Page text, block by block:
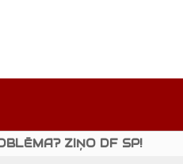
ZIŅO DF SP!